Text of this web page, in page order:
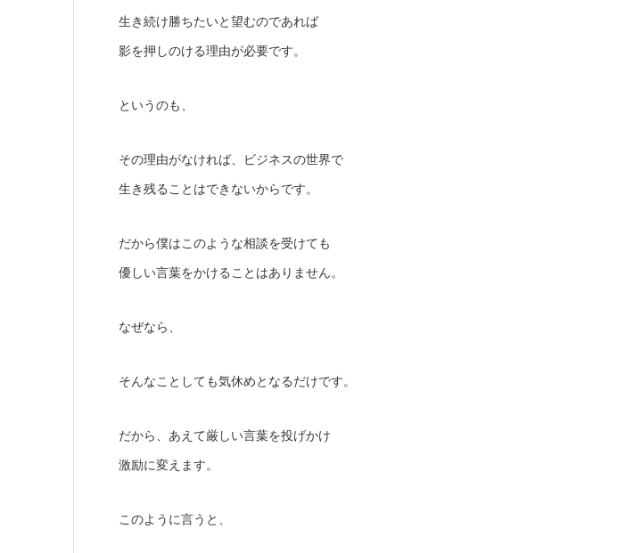
生き続け勝ちたいと望むのであれば
影を押しのける理由が必要です。
というのも、
その理由がなければ、ビジネスの世界で
生き残ることはできないからです。
だから僕はこのような相談を受けても
優しい言葉をかけることはありません。
なぜなら、
そんなことしても気休めとなるだけです。
だから、あえて厳しい言葉を投げかけ
激励に変えます。
このように言うと、